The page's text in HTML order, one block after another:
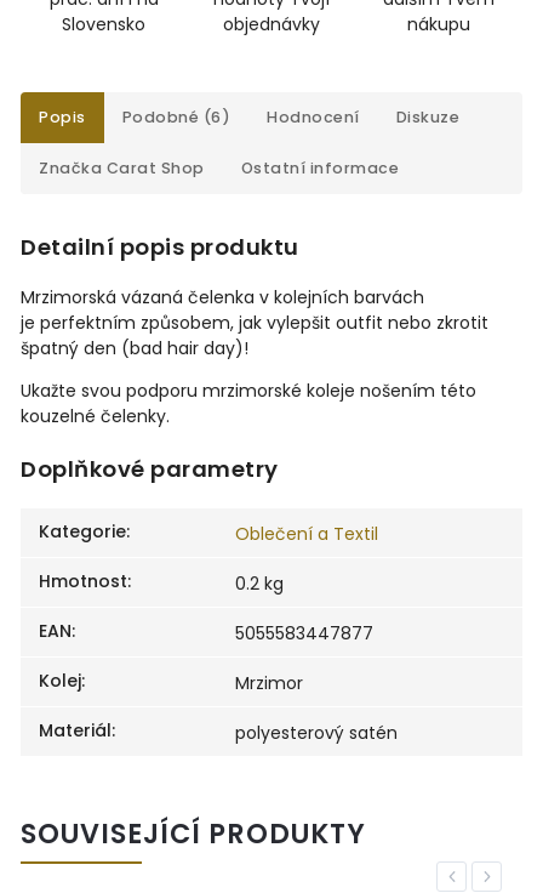
Slovensko
objednávky
nákupu
Popis Podobné (6) Hodnocení Diskuze
Značka Carat Shop Ostatní informace
Detailní popis produktu
Mrzimorská vázaná čelenka v kolejních barvách
je perfektním způsobem, jak vylepšit outfit nebo zkrotit
špatný den (bad hair day)!
Ukažte svou podporu mrzimorské koleje nošením této
kouzelné čelenky.
Doplňkové parametry
Kategorie:
Oblečení a Textil
Hmotnost:
0.2 kg
EAN:
5055583447877
Kolej:
Mrzimor
Materiál: polyesterový satén
SOUVISEJÍCÍ PRODUKTY
Previous
Next